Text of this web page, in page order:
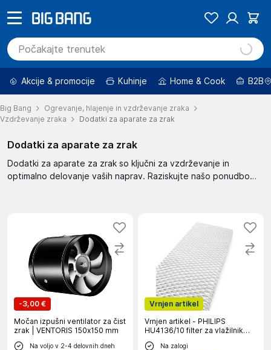
Akcije & promocije Kuhinje Home & Cook B2B
Big Bang
Ogrevanje, hlajenje in vzdrževanje zraka
Vzdrževanje zraka
Dodatki za aparate za zrak
Dodatki za aparate za zrak
Dodatki za aparate za zrak so ključni za vzdrževanje in
optimalno delovanje vaših naprav. Raziskujte našo ponudbo
-3,00 €
Močan izpušni ventilator za čist
zrak | VENTORIS 150x150 mm
Na voljo v 2-4 delovnih dneh
Vrnjen artikel
Vrnjen artikel - PHILIPS
HU4136/10 filter za vlažilnik
zraka
Na zalogi